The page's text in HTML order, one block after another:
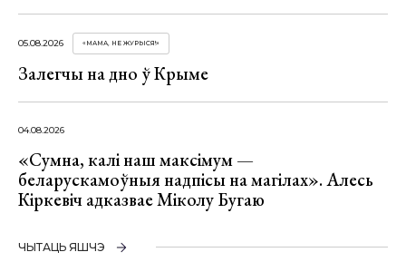
05.08.2026 «МАМА, НЕ ЖУРЫСЯ!»
Залегчы на дно ў Крыме
04.08.2026
«Сумна, калі наш максімум —
беларускамоўныя надпісы на магілах». Алесь
Кіркевіч адказвае Міколу Бугаю
ЧЫТАЦЬ ЯШЧЭ